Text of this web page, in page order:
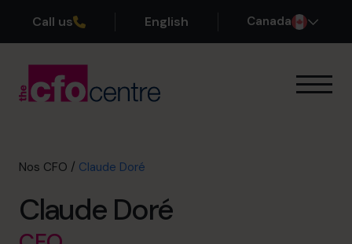
Call us English Canada
Nos CFO
À propos
Rejoindre l’Équipe
Nos CFO / Claude Doré
Claude Doré